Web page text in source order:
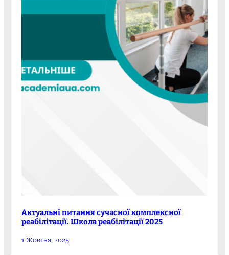
Актуальні питання сучасної комплексної
реабілітації. Школа реабілітації 2025
1 Жовтня, 2025